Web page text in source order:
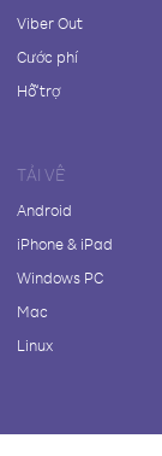
Viber Out
Cước phí
Hỗ trợ
TẢI VỀ
Android
iPhone & iPad
Windows PC
Mac
Linux